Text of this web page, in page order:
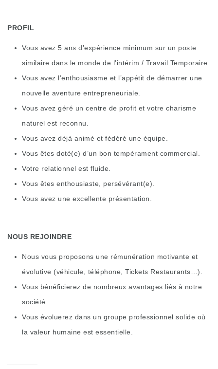
PROFIL
Vous avez 5 ans d’expérience minimum sur un poste
similaire dans le monde de l’intérim / Travail Temporaire.
Vous avez l’enthousiasme et l’appétit de démarrer une
nouvelle aventure entrepreneuriale.
Vous avez géré un centre de profit et votre charisme
naturel est reconnu.
Vous avez déjà animé et fédéré une équipe.
Vous êtes doté(e) d’un bon tempérament commercial.
Votre relationnel est fluide.
Vous êtes enthousiaste, persévérant(e).
Vous avez une excellente présentation.
NOUS REJOINDRE
Nous vous proposons une rémunération motivante et
évolutive (véhicule, téléphone, Tickets Restaurants…).
Vous bénéficierez de nombreux avantages liés à notre
société.
Vous évoluerez dans un groupe professionnel solide où
la valeur humaine est essentielle.